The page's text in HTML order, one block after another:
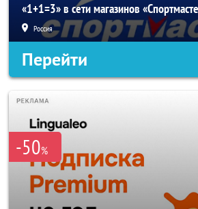
«1+1=3» в сети магазинов
Россия
Перейти
-50%